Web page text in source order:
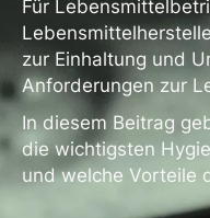
Für
zur Einhaltung und
Anforderungen zur
In diesem Beitrag
die wichtigsten
und welche Vorteile